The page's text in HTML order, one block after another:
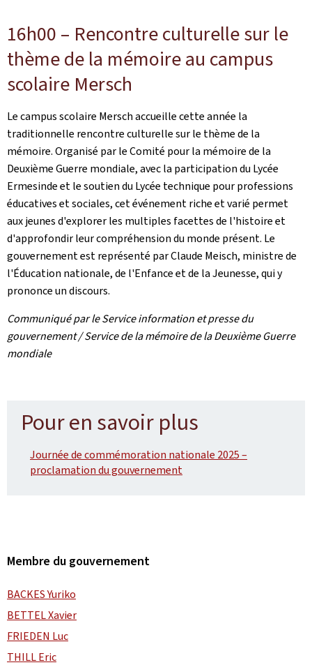
16h00 – Rencontre culturelle sur le
thème de la mémoire au campus
scolaire Mersch
Le campus scolaire Mersch accueille cette année la
traditionnelle rencontre culturelle sur le thème de la
mémoire. Organisé par le Comité pour la mémoire de la
Deuxième Guerre mondiale, avec la participation du Lycée
Ermesinde et le soutien du Lycée technique pour professions
éducatives et sociales, cet événement riche et varié permet
aux jeunes d'explorer les multiples facettes de l'histoire et
d'approfondir leur compréhension du monde présent. Le
gouvernement est représenté par Claude Meisch, ministre de
l'Éducation nationale, de l'Enfance et de la Jeunesse, qui y
prononce un discours.
Communiqué par le Service information et presse du
gouvernement / Service de la mémoire de la Deuxième Guerre
mondiale
Pour en savoir plus
Journée de commémoration nationale 2025 –
proclamation du gouvernement
Membre du gouvernement
BACKES Yuriko
BETTEL Xavier
FRIEDEN Luc
THILL Eric